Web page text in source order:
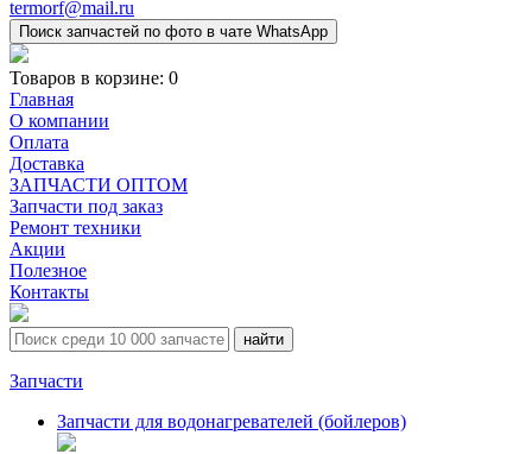
termorf@mail.ru
Поиск запчастей по фото в чате WhatsApp
Товаров в корзине: 0
Главная
О компании
Оплата
Доставка
ЗАПЧАСТИ ОПТОМ
Запчасти под заказ
Ремонт техники
Акции
Полезное
Контакты
Запчасти
Запчасти для водонагревателей (бойлеров)